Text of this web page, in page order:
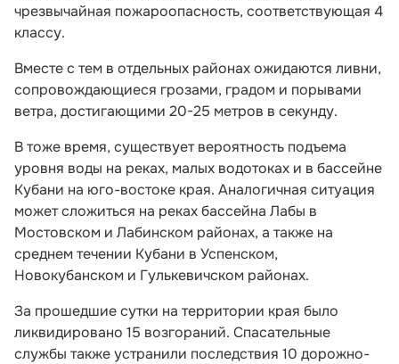
чрезвычайная пожароопасность, соответствующая 4
классу.
Вместе с тем в отдельных районах ожидаются ливни,
сопровождающиеся грозами, градом и порывами
ветра, достигающими 20-25 метров в секунду.
В тоже время, существует вероятность подъема
уровня воды на реках, малых водотоках и в бассейне
Кубани на юго-востоке края. Аналогичная ситуация
может сложиться на реках бассейна Лабы в
Мостовском и Лабинском районах, а также на
среднем течении Кубани в Успенском,
Новокубанском и Гулькевичском районах.
За прошедшие сутки на территории края было
ликвидировано 15 возгораний. Спасательные
службы также устранили последствия 10 дорожно-